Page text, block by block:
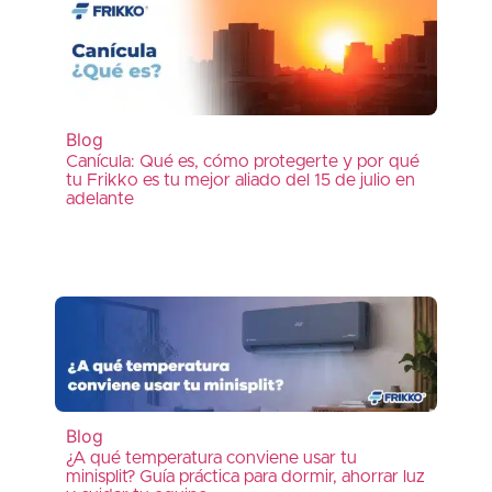
Blog
Canícula: Qué es, cómo protegerte y por qué
tu Frikko es tu mejor aliado del 15 de julio en
adelante
Blog
¿A qué temperatura conviene usar tu
minisplit? Guía práctica para dormir, ahorrar luz